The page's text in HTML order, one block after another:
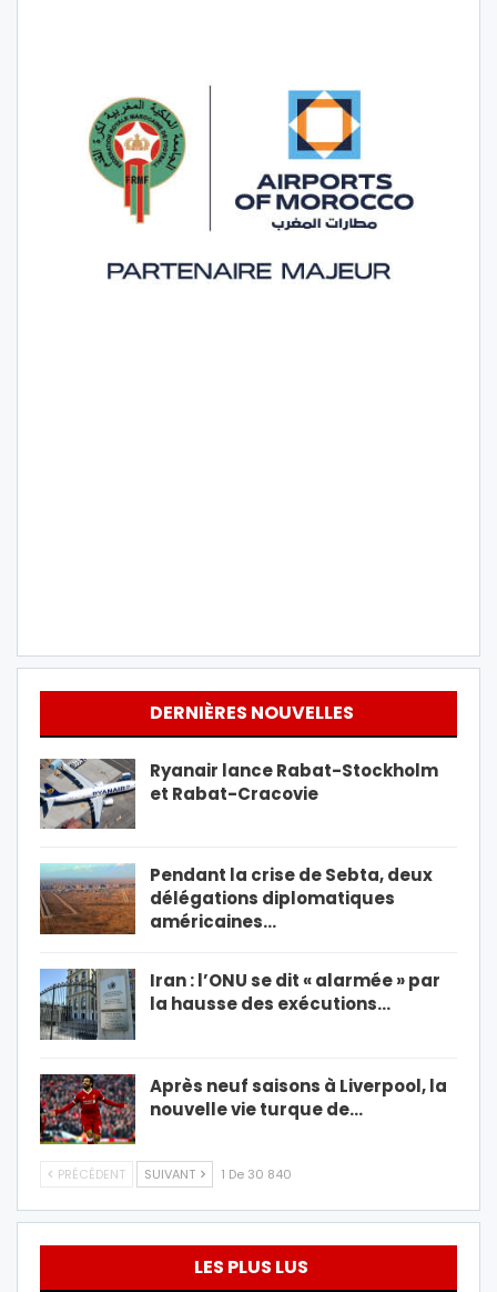
DERNIÈRES NOUVELLES
Ryanair lance Rabat-Stockholm
et Rabat-Cracovie
Pendant la crise de Sebta, deux
délégations diplomatiques
américaines…
Iran : l’ONU se dit « alarmée » par
la hausse des exécutions…
Après neuf saisons à Liverpool, la
nouvelle vie turque de…
PRÉCÉDENT SUIVANT 1 De 30 840
LES PLUS LUS